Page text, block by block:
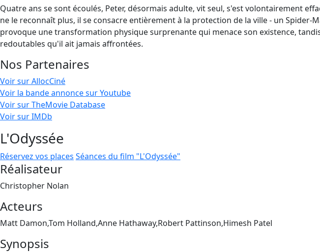
Quatre ans se sont écoulés, Peter, désormais adulte, vit seul, s'est volontairement
ne le reconnaît plus, il se consacre entièrement à la protection de la ville - un
provoque une transformation physique surprenante qui menace son existence,
redoutables qu'il ait jamais affrontées.
Nos Partenaires
Voir sur AllocCiné
Voir la bande annonce sur Youtube
Voir sur TheMovie Database
Voir sur IMDb
L'Odyssée
Réservez vos places Séances du film "L'Odyssée"
Réalisateur
Christopher Nolan
Acteurs
Matt Damon,Tom Holland,Anne Hathaway,Robert Pattinson,Himesh Patel
Synopsis